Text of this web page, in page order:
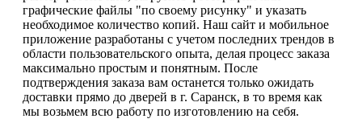
графические файлы "по своему рисунку" и указать
необходимое количество копий. Наш сайт и мобильное
приложение разработаны с учетом последних трендов в
области пользовательского опыта, делая процесс заказа
максимально простым и понятным. После
подтверждения заказа вам останется только ожидать
доставки прямо до дверей в г. Саранск, в то время как
мы возьмем всю работу по изготовлению на себя.